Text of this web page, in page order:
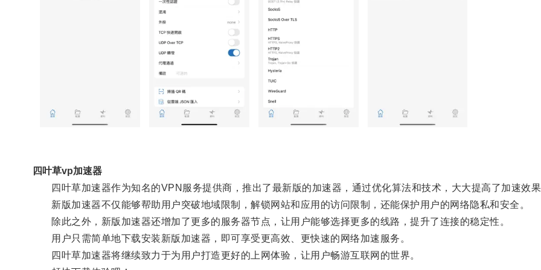
四叶草vp加速器
四叶草加速器作为知名的VPN服务提供商，推出了最新版的加速器，通过优化算法和技术，大大提高了加速效果
新版加速器不仅能够帮助用户突破地域限制，解锁网站和应用的访问限制，还能保护用户的网络隐私和安全。
除此之外，新版加速器还增加了更多的服务器节点，让用户能够选择更多的线路，提升了连接的稳定性。
用户只需简单地下载安装新版加速器，即可享受更高效、更快速的网络加速服务。
四叶草加速器将继续致力于为用户打造更好的上网体验，让用户畅游互联网的世界。